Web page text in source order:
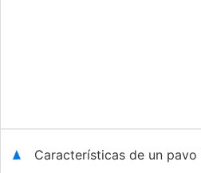
Características de un pavo